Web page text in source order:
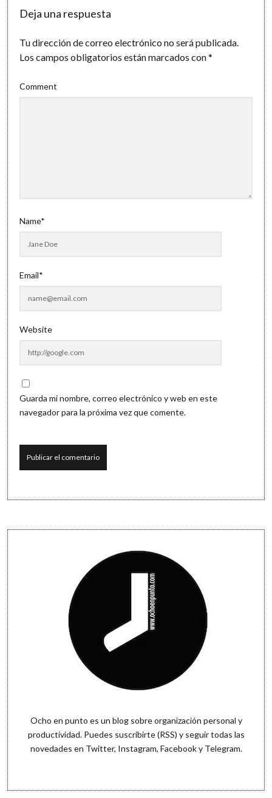
Deja una respuesta
Tu dirección de correo electrónico no será publicada.
Los campos obligatorios están marcados con*
Comment
Name*
Email*
Website
Guarda mi nombre, correo electrónico y web en este
navegador para la próxima vez que comente.
Sidebar
Ocho en punto es un blog sobre organización personal y
productividad. Puedes suscribirte (RSS) y seguir todas las
novedades en Twitter, Instagram, Facebooky Telegram.